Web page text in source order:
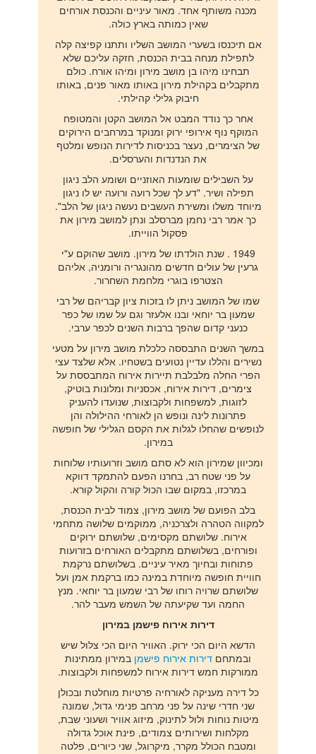
מכנה משותף אחד. מאור עיניים והכנסת אורחים
שאין כמותה בארץ כולה.
אם תיכנסו בשערי המושב השליו ותתנו קפיצה קלה
לתפילת מנחה בבית הכנסת, חזקה עליכם שלא
תבחינו מיהו בן מושב מירון ומיהו אורח. כולם
מתקבלים בקהילת מירון באותו מאור פנים, באותו
חיבוק גלילי קהילתי.
אחר כך נודד המבט אל המושב הקטן והמטופח
המוקף נוף אירופי ירוק ומנוקד במרחבים הירוקים
של הצימרים, נעצר בכניסות לדירות הנופש ומלטף
את הנדנדות והערסלים.
על השבילים שומעות האוזניים ושומע הלב ניגון
תפילה ושיר. "דע לך שכל רועה ורועה יש לו ניגון
מיוחד משלו ומשירת העשבים נעשה ניגון של הלב".
כך אמר רבי נחמן מברסלב ונתן למושב מירון את
פסקול הווייתו.
1949 . שנת הולדתו של מירון. מושב שהוקם ע"י
גרעין של עולים חדשים מהונגריה ורומניה, אליהם
הצטרפו בוגרי מלחמת השחרור.
שמו של המושב ניתן לו בזכות ציון קבריהם של רבי
שמעון בר יוחאי ובנו אלעזר וגם על שמו של כפר
כנעני קדום שהפך ברבות השנים לכפר ערבי.
במשך השנים התבססה כלכלת מושב מירון על מטעי
נשירים והללו עדיין נטועים בשטחיו. אלא שלצד עצי
הפרי החלה מלבלבת תיירות אירוח המתבססת על
צימרים, דירות אירוח, אכסניות ומלונות בוטיק,
לזוגות, למשפחות ולקבוצות, שנועדו להעניק
פתרונות לינה ונופש הן לאורחי ההילולה והן
לנופשים שהחלו לגלות את הקסם הגלילי של חופשה
במירון.
ומכיוון שמירון הוא לא סתם מושב וזרועותיו שלוחות
על פני שטח רב, בחרנו הפעם להתמקד דווקא
במרכזו, במקום שבו הכול קורה והקול קורא.
בלב הפועם של מושב מירון, צמוד לבית הכנסת,
למקווה הטהרה ולצרכניה, ממוקמים שלושה מתחמי
אירוח. שלושתם מקסימים, שלושתם ירוקים
ופורחים, בשלושתם מתקבלים האורחים בזרועות
פתוחות ובחיוך מאיר עיניים. בשלושתם נרקמת
חוויית חופשה מיוחדת במינה כמו ברקמת אמן ועל
שלושתם שרויה רוחו של רבי שמעון בר יוחאי. מנץ
החמה ועד שקיעתה של השמש מעבר להר.
דירות אירוח פישמן במירון
הדשא היום הכי ירוק. האוויר היום הכי צלול שיש
ובמתחם דירות אירוח פישמן במירון ממתינות
ממורקות חמש דירות אירוח למשפחות ולקבוצות.
כל דירה מעניקה לאורחיה פרטיות מוחלטת ובכולן
שני חדרי שינה על פני מרחב פנימי גדול, שמונה
מיטות נוחות ולול לתינוק, מיזוג אוויר ושעוני שבת,
מקלחות ושירותים צמודים, פינת אוכל גדולה
ומטבח הכולל מקרר, מיקרוגל, שני כיורים, פלטה